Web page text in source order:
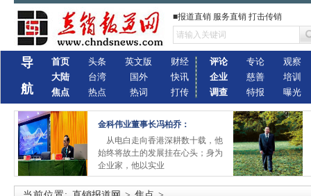
■报道直销 服务直销 打击传销
导
航
首页
大陆
焦点
头条
台湾
热点
英文版
国外
热词
财经
快讯
打传
评论
企业
调查
专论
慈善
特报
观察
培训
曝光
金科伟业董事长冯柏乔：
从电白走向香港深耕数十载，他
始终将故土的发展挂在心头；身为
企业家，他以实业